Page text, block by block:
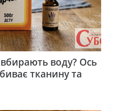
воду? Ось
тканину та